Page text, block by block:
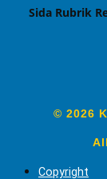
Sida Rubrik
© 2026
Copyright